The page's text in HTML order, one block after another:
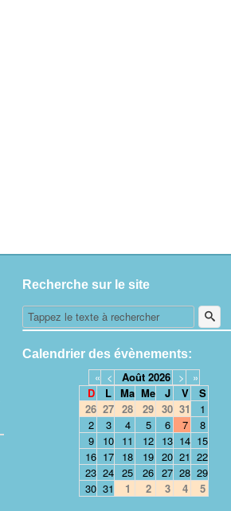
Recherche sur le site
Calendrier des évènements:
« < Août 2026 >
»
D
L Ma Me J V
S
26 27 28 29 30 31
1
2
3 4 5 6 7
8
9
10 11 12 13 14 15
16 17 18 19 20 21 22
23 24 25 26 27 28 29
30 31 1 2 3 4 5